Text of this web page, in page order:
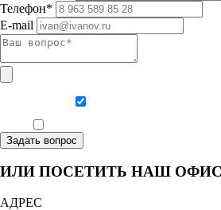
Телефон*
E-mail
Задать вопрос
ИЛИ ПОСЕТИТЬ НАШ ОФИС
АДРЕС